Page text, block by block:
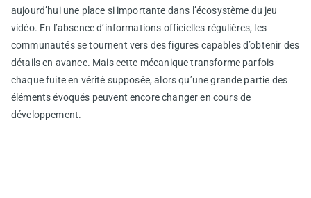
aujourd’hui une place si importante dans l’écosystème du jeu
vidéo. En l’absence d’informations officielles régulières, les
communautés se tournent vers des figures capables d’obtenir des
détails en avance. Mais cette mécanique transforme parfois
chaque fuite en vérité supposée, alors qu’une grande partie des
éléments évoqués peuvent encore changer en cours de
développement.